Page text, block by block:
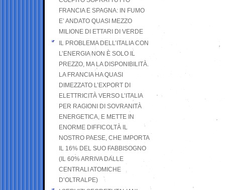
FRANCIA E SPAGNA: IN FUMO
E’ ANDATO QUASI MEZZO
MILIONE DI ETTARI DI VERDE
IL PROBLEMA DELL’ITALIA CON
L’ENERGIA NON È SOLO IL
PREZZO, MA LA DISPONIBILITÀ.
LA FRANCIA HA QUASI
DIMEZZATO L’EXPORT DI
ELETTRICITÀ VERSO L’ITALIA
PER RAGIONI DI SOVRANITÀ
ENERGETICA, E METTE IN
ENORME DIFFICOLTÀ IL
NOSTRO PAESE, CHE IMPORTA
IL 16% DEL SUO FABBISOGNO
(IL 60% ARRIVA DALLE
CENTRALI ATOMICHE
D’OLTRALPE)